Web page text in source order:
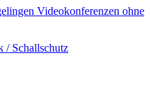
/ Schallschutz